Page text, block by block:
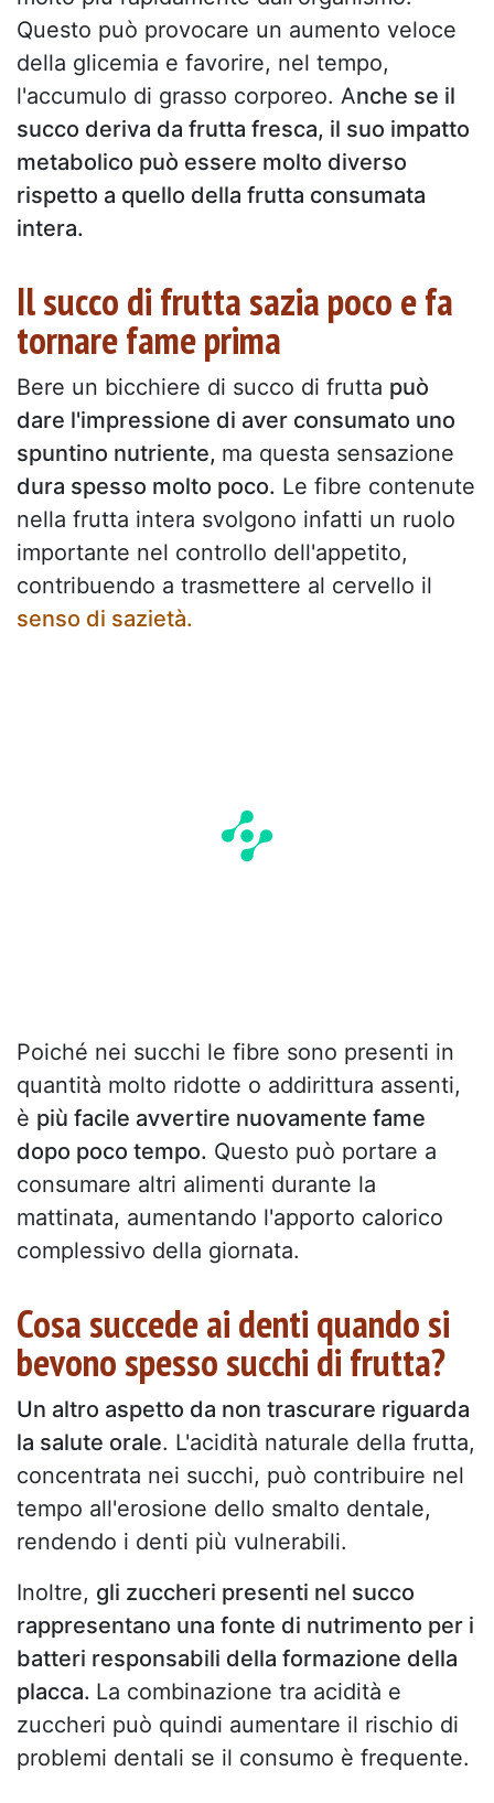
Questo può provocare un aumento veloce
della glicemia e favorire, nel tempo,
l'accumulo di grasso corporeo. Anche se il
succo deriva da frutta fresca, il suo impatto
metabolico può essere molto diverso
rispetto a quello della frutta consumata
intera.
Il succo di frutta sazia poco e fa
tornare fame prima
Bere un bicchiere di succo di frutta può
dare l'impressione di aver consumato uno
spuntino nutriente, ma questa sensazione
dura spesso molto poco. Le fibre contenute
nella frutta intera svolgono infatti un ruolo
importante nel controllo dell'appetito,
contribuendo a trasmettere al cervello il
senso di sazietà.
Poiché nei succhi le fibre sono presenti in
quantità molto ridotte o addirittura assenti,
è più facile avvertire nuovamente fame
dopo poco tempo. Questo può portare a
consumare altri alimenti durante la
mattinata, aumentando l'apporto calorico
complessivo della giornata.
Cosa succede ai denti quando si
bevono spesso succhi di frutta?
Un altro aspetto da non trascurare riguarda
la salute orale. L'acidità naturale della frutta,
concentrata nei succhi, può contribuire nel
tempo all'erosione dello smalto dentale,
rendendo i denti più vulnerabili.
Inoltre, gli zuccheri presenti nel succo
rappresentano una fonte di nutrimento per i
batteri responsabili della formazione della
placca. La combinazione tra acidità e
zuccheri può quindi aumentare il rischio di
problemi dentali se il consumo è frequente.